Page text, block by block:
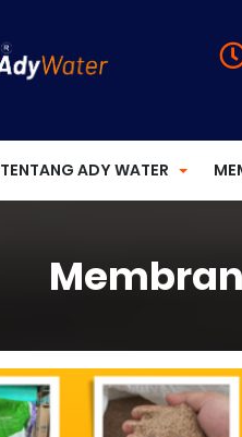
TENTANG ADY WATER
Membran